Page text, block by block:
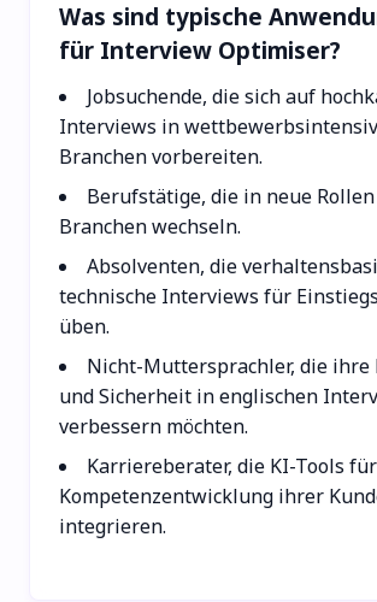
Was sind typische
für Interview Optimiser?
Jobsuchende, die sich auf
Interviews in
Branchen vorbereiten.
Berufstätige, die in neue
Branchen wechseln.
Absolventen, die
technische Interviews für
üben.
Nicht-Muttersprachler, die ihre
und Sicherheit in englischen
verbessern möchten.
Karriereberater, die KI-Tools
Kompetenzentwicklung ihrer
integrieren.